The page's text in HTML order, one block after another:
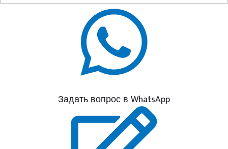
Задать вопрос в WhatsApp